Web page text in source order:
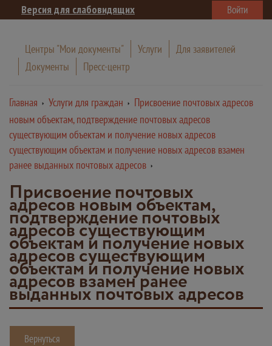
Версия для слабовидящих Войти
Центры "Мои документы" Услуги
Для заявителей
Документы
Пресс-центр
Главная Услуги для граждан
Присвоение почтовых адресов
новым объектам, подтверждение почтовых адресов
существующим объектам и получение новых адресов
существующим объектам и получение новых адресов взамен
ранее выданных почтовых адресов
Присвоение почтовых
адресов новым объектам,
подтверждение почтовых
адресов существующим
объектам и получение новых
адресов существующим
объектам и получение новых
адресов взамен ранее
выданных почтовых адресов
Вернуться